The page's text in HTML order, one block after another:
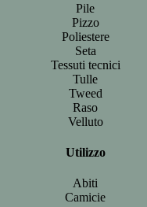
Pile
Pizzo
Poliestere
Seta
Tessuti tecnici
Tulle
Tweed
Raso
Velluto
Utilizzo
Abiti
Camicie